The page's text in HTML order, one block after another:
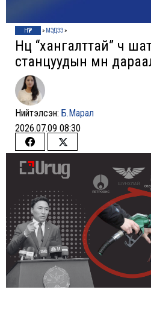
НҮҮР » МЭДЭЭ»
Нөөц “хангалттай” ч
станцуудын өмнө
Нийтэлсэн: Б.Марал
2026.07.09 08:30
Share
on
Share
on